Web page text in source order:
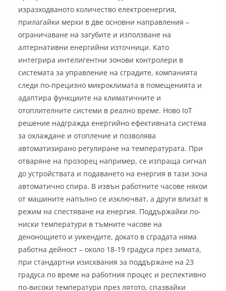
изразходваното количество електроенергия,
прилагайки мерки в две основни направления –
ограничаване на загубите и използване на
алтернативни енергийни източници. Като
интегрира интелигентни зонови контролери в
системата за управление на сградите, компанията
следи по-прецизно микроклимата в помещенията и
адаптира функциите на климатичните и
отоплителните системи в реално време. Ново IoT
решение надгражда енергийно ефективната система
за охлаждане и отопление и позволява
автоматизирано регулиране на температурата. При
отваряне на прозорец например, се изпраща сигнал
до устройствата и подаването на енергия в тази зона
автоматично спира. В извън работните часове някои
от машините напълно се изключват, а други влизат в
режим на спестяване на енергия. Поддържайки по-
ниски температури в тъмните часове на
денонощието и уикендите, докато в сградата няма
работна дейност – около 18-19 градуса през зимата,
при стандартни изисквания за поддържане на 23
градуса по време на работния процес и респективно
по-високи температури през лятото, спазвайки